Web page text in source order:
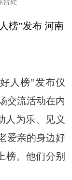
榜”发布 河南
人榜”发布仪
交流活动在内
人为乐、见义
爱亲的身边好
榜。他们分别